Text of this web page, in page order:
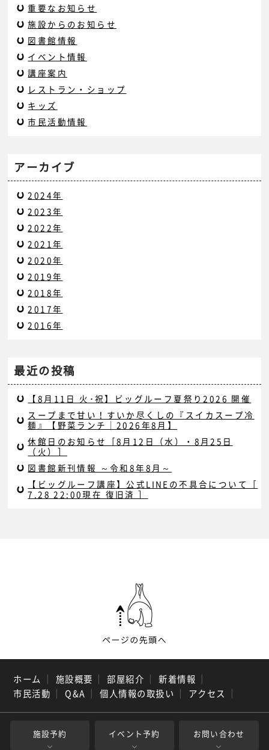
重要なお知らせ
施設からのお知らせ
図書館情報
イベント情報
講座案内
レストラン・ショップ
キッズ
市民活動情報
アーカイブ
2024年
2023年
2022年
2021年
2020年
2019年
2018年
2017年
2016年
最近の投稿
【8月11日 火･祝】ビッグルーフ夏祭り2026 開催
スープまで甘い！すいか尽くしの『スイカスープ冷
麺』【野菜ランチ｜2026年8月】
休館日のお知らせ［8月12日（水）・8月25日
（火）］
図書館新刊情報 ～令和8年8月～
【ビッグルーフ講座】公式LINEの不具合について［
7.28 22:00現在 復旧済 ］
ホーム ｜ 施設概要 ｜ 部屋紹介 ｜ 新着情報 ｜
市民活動 ｜ Q&A ｜ 個人情報の取扱い ｜ アクセス ｜
施設予約 イベント予約 お問い合わせ